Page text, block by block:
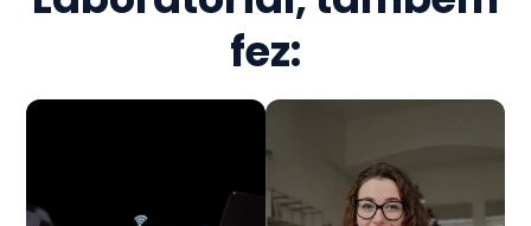
fez: